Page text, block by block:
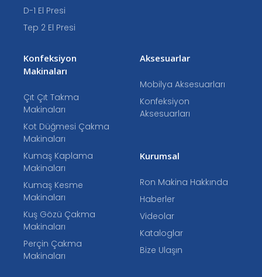
D-1 El Presi
Tep 2 El Presi
Konfeksiyon
Makinaları
Çıt Çıt Takma
Makinaları
Kot Düğmesi Çakma
Makinaları
Kumaş Kaplama
Makinaları
Kumaş Kesme
Makinaları
Kuş Gözü Çakma
Makinaları
Perçin Çakma
Makinaları
Aksesuarlar
Mobilya Aksesuarları
Konfeksiyon
Aksesuarları
Kurumsal
Ron Makina Hakkında
Haberler
Videolar
Kataloglar
Bize Ulaşın